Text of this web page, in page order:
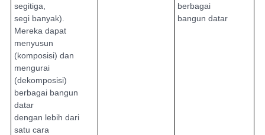
segitiga,
segi banyak).
Mereka dapat
menyusun
(komposisi) dan
mengurai
(dekomposisi)
berbagai bangun
datar
dengan lebih dari
satu cara
berbagai
bangun datar